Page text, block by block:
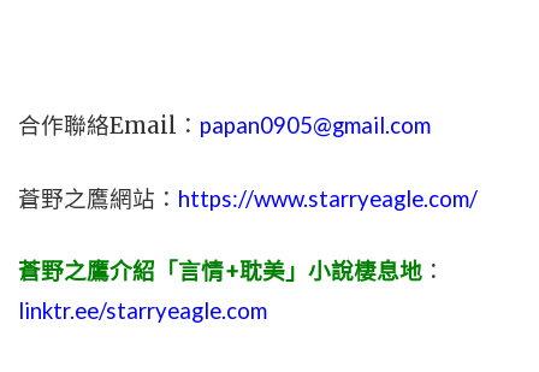
合作聯絡Email： papan0905@gmail.com
蒼野之鷹網站： https://www.starryeagle.com/
蒼野之鷹介紹「言情+耽美」小說棲息地 ：
linktr.ee/starryeagle.com